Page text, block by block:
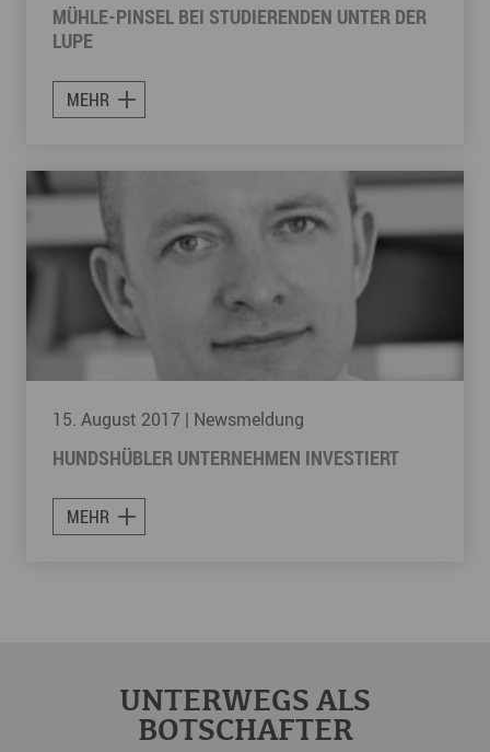
MÜHLE-PINSEL BEI STUDIERENDEN UNTER DER
LUPE
MEHR
15. August 2017 | Newsmeldung
HUNDSHÜBLER UNTERNEHMEN INVESTIERT
MEHR
UNTERWEGS ALS
BOTSCHAFTER